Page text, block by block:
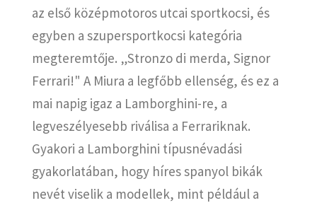
az első középmotoros utcai sportkocsi, és
egyben a szupersportkocsi kategória
megteremtője. „Stronzo di merda, Signor
Ferrari!" A Miura a legfőbb ellenség, és ez a
mai napig igaz a Lamborghini-re, a
legveszélyesebb riválisa a Ferrariknak.
Gyakori a Lamborghini típusnévadási
gyakorlatában, hogy híres spanyol bikák
nevét viselik a modellek, mint például a